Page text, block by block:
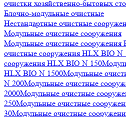
очистки хозяйственно-бытовых
Блочно-модульные очистные
Нестандартные очистные
Модульные очистные сооружения
Модульные очистные
очистные сооружения HLX BIO N
сооружения HLX BIO N 150
HLX BIO N 1500Модульные
N 200Модульные очистные
2000Модульные очистные
250Модульные очистные
30Модульные очистные